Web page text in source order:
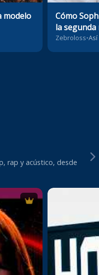
modelo
Cómo
la
espacio
Zebroloss•Así
rap y acústico, desde